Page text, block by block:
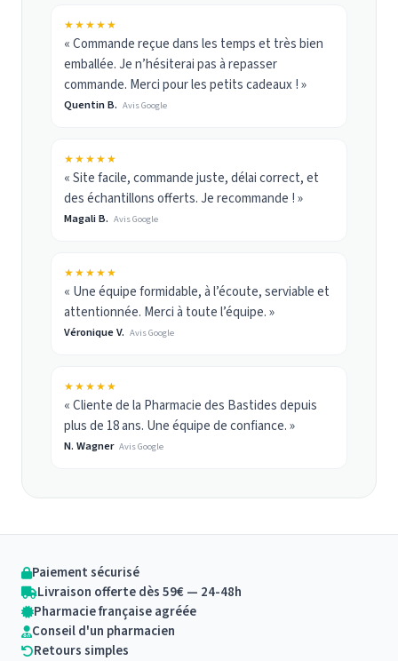
★★★★★
« Commande reçue dans les temps et très bien
emballée. Je n’hésiterai pas à repasser
commande. Merci pour les petits cadeaux ! »
Quentin B. Avis Google
★★★★★
« Site facile, commande juste, délai correct, et
des échantillons offerts. Je recommande ! »
Magali B. Avis Google
★★★★★
« Une équipe formidable, à l’écoute, serviable et
attentionnée. Merci à toute l’équipe. »
Véronique V. Avis Google
★★★★★
« Cliente de la Pharmacie des Bastides depuis
plus de 18 ans. Une équipe de confiance. »
N. Wagner Avis Google
Paiement sécurisé
Livraison offerte dès 59€ — 24-48h
Pharmacie française agréée
Conseil d'un pharmacien
Retours simples